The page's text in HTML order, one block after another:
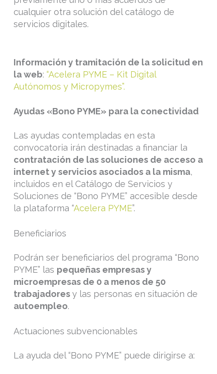
cualquier otra solución del catálogo de
servicios digitales.
Información y tramitación de la solicitud en
la web: “Acelera PYME – Kit Digital
Autónomos y Micropymes”.
Ayudas «Bono PYME» para la conectividad
Las ayudas contempladas en esta
convocatoria irán destinadas a financiar la
contratación de las soluciones de acceso a
internet y servicios asociados a la misma,
incluidos en el Catálogo de Servicios y
Soluciones de “Bono PYME” accesible desde
la plataforma “Acelera PYME”.
Beneficiarios
Podrán ser beneficiarios del programa “Bono
PYME” las pequeñas empresas y
microempresas de 0 a menos de 50
trabajadoresy las personas en situación de
autoempleo.
Actuaciones subvencionables
La ayuda del “Bono PYME” puede dirigirse a: